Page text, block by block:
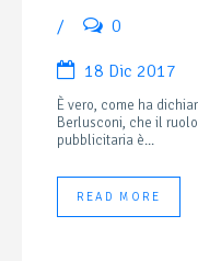
/
0
18 Dic 2017
È vero, come ha
Berlusconi, che il
pubblicitaria è...
READ MORE